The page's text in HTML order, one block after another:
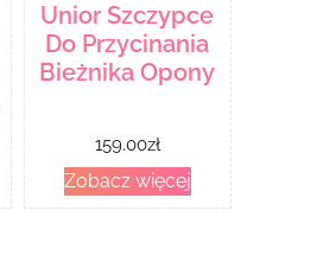
Unior Szczypce
Do Przycinania
Bieżnika Opony
159.00zł
Zobacz więcej